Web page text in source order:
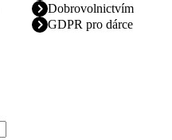
Dobrovolnictvím
GDPR pro dárce